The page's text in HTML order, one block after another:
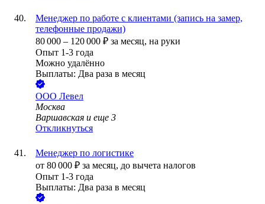
Менеджер по работе с клиентами (запись на замер,
телефонные продажи)
80 000 – 120 000 ₽ за месяц, на руки
Опыт 1-3 года
Можно удалённо
Выплаты: Два раза в месяц
ООО Левел
Москва
Варшавская и еще 3
Откликнуться
Менеджер по логистике
от 80 000 ₽ за месяц, до вычета налогов
Опыт 1-3 года
Выплаты: Два раза в месяц